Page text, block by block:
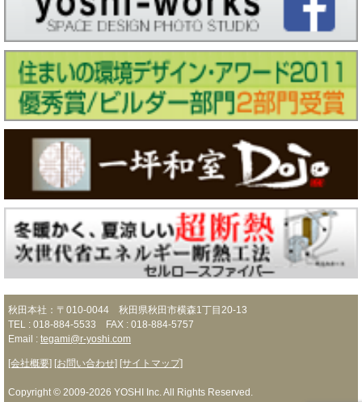
秋田本社：〒010-0044 秋田県秋田市横森1丁目20-13
TEL : 018-884-5533 FAX : 018-884-5757
Email : tegami@r-yoshi.com
[会社概要] [お問い合わせ] [サイトマップ]
Copyright © 2009-2026 YOSHI Inc. All Rights Reserved.